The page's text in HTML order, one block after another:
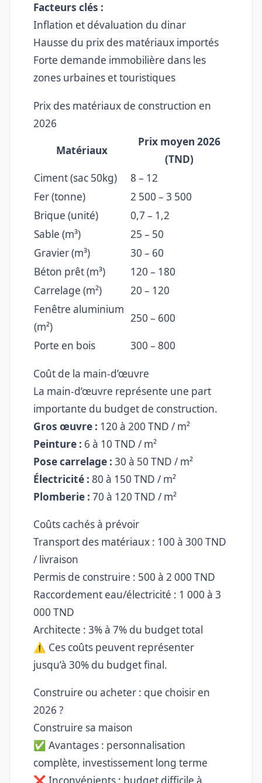
Facteurs clés :
Inflation et dévaluation du dinar
Hausse du prix des matériaux importés
Forte demande immobilière dans les
zones urbaines et touristiques
Prix des matériaux de construction en
2026
Matériaux
Prix moyen 2026
(TND)
Ciment (sac 50kg)
8 – 12
Fer (tonne)
2 500 – 3 500
Brique (unité)
0,7 – 1,2
Sable (m³)
25 – 50
Gravier (m³)
30 – 60
Béton prêt (m³)
120 – 180
Carrelage (m²)
20 – 120
Fenêtre aluminium
(m²)
250 – 600
Porte en bois 300 – 800
Coût de la main-d’œuvre
La main-d’œuvre représente une part
importante du budget de construction.
Gros œuvre : 120 à 200 TND / m²
Peinture : 6 à 10 TND / m²
Pose carrelage : 30 à 50 TND / m²
Électricité : 80 à 150 TND / m²
Plomberie : 70 à 120 TND / m²
Coûts cachés à prévoir
Transport des matériaux : 100 à 300 TND
/ livraison
Permis de construire : 500 à 2 000 TND
Raccordement eau/électricité : 1 000 à 3
000 TND
Architecte : 3% à 7% du budget total
⚠️ Ces coûts peuvent représenter
jusqu’à 30% du budget final.
Construire ou acheter : que choisir en
2026 ?
Construire sa maison
✅ Avantages : personnalisation
complète, investissement long terme